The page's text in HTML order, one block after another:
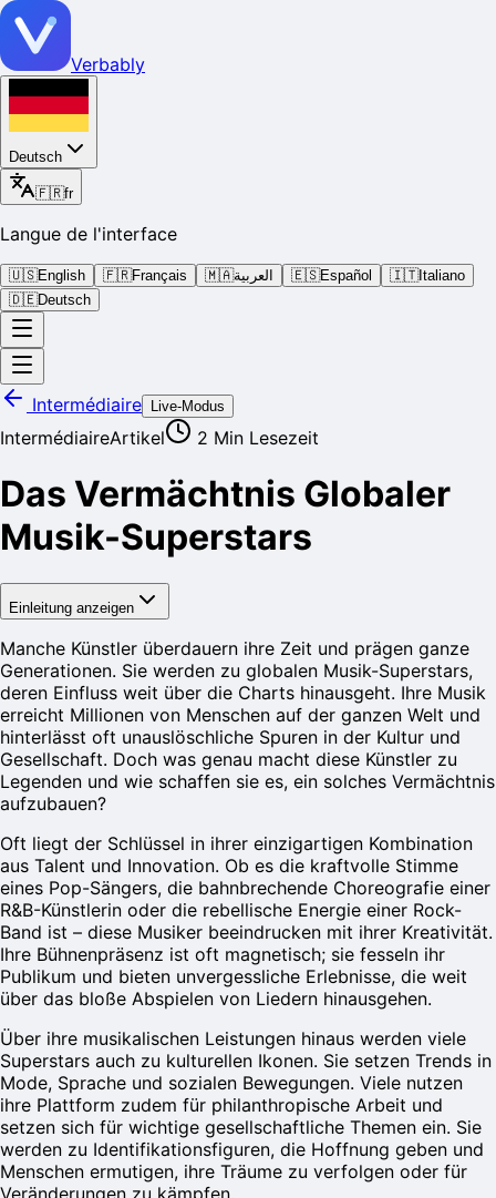
Verbably
Deutsch
🇫🇷fr
Langue de l'interface
🇺🇸English 🇫🇷Français 🇲🇦العربية 🇪🇸Español 🇮🇹Italiano
🇩🇪Deutsch
Intermédiaire Live-Modus
IntermédiaireArtikel 2 Min Lesezeit
Das Vermächtnis Globaler
Musik-Superstars
Einleitung anzeigen
Manche Künstler überdauern ihre Zeit und prägen ganze
Generationen. Sie werden zu globalen Musik-Superstars,
deren Einfluss weit über die Charts hinausgeht. Ihre Musik
erreicht Millionen von Menschen auf der ganzen Welt und
hinterlässt oft unauslöschliche Spuren in der Kultur und
Gesellschaft. Doch was genau macht diese Künstler zu
Legenden und wie schaffen sie es, ein solches Vermächtnis
aufzubauen?
Oft liegt der Schlüssel in ihrer einzigartigen Kombination
aus Talent und Innovation. Ob es die kraftvolle Stimme
eines Pop-Sängers, die bahnbrechende Choreografie einer
R&B-Künstlerin oder die rebellische Energie einer Rock-
Band ist – diese Musiker beeindrucken mit ihrer Kreativität.
Ihre Bühnenpräsenz ist oft magnetisch; sie fesseln ihr
Publikum und bieten unvergessliche Erlebnisse, die weit
über das bloße Abspielen von Liedern hinausgehen.
Über ihre musikalischen Leistungen hinaus werden viele
Superstars auch zu kulturellen Ikonen. Sie setzen Trends in
Mode, Sprache und sozialen Bewegungen. Viele nutzen
ihre Plattform zudem für philanthropische Arbeit und
setzen sich für wichtige gesellschaftliche Themen ein. Sie
werden zu Identifikationsfiguren, die Hoffnung geben und
Menschen ermutigen, ihre Träume zu verfolgen oder für
Veränderungen zu kämpfen.